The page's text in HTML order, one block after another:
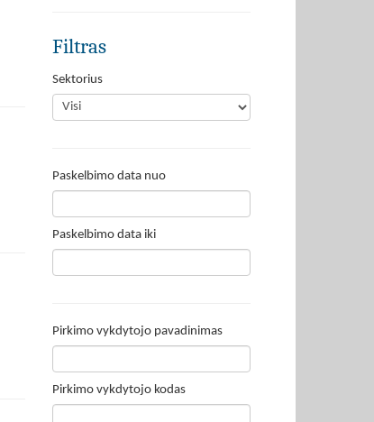
Filtras
Sektorius
Paskelbimo data nuo
Paskelbimo data iki
Pirkimo vykdytojo pavadinimas
Pirkimo vykdytojo kodas